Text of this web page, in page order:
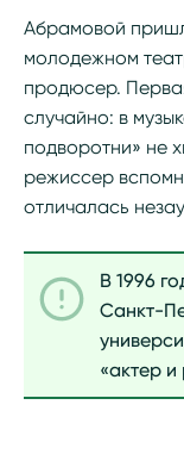
Абрамовой
молодежном
продюсер.
случайно: в
подворотни» не
режиссер
отличалась
В 1996
Санкт-
«актер